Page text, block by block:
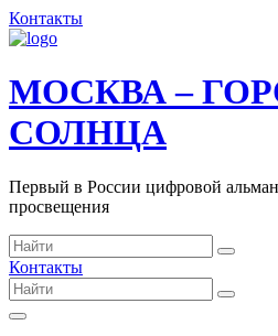
Контакты
МОСКВА –
СОЛНЦА
Первый в России цифровой
просвещения
Контакты